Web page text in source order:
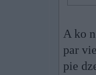
A ko
par
pie